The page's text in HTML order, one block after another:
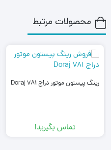
محصولات مرتبط
رینگ پیستون موتور دراج Doraj 781
تماس بگیرید!